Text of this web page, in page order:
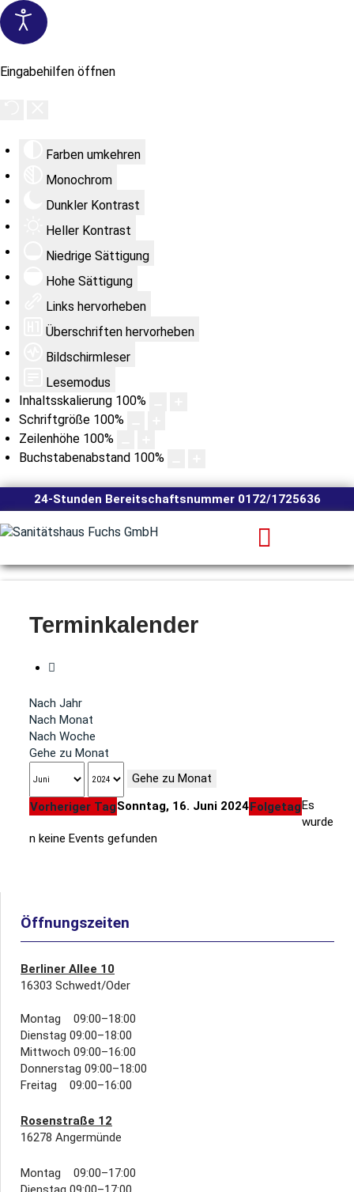
Eingabehilfen öffnen
Farben umkehren
Monochrom
Dunkler Kontrast
Heller Kontrast
Niedrige Sättigung
Hohe Sättigung
Links hervorheben
Überschriften hervorheben
Bildschirmleser
Lesemodus
Inhaltsskalierung 100%
Schriftgröße 100%
Zeilenhöhe 100%
Buchstabenabstand 100%
24-Stunden Bereitschaftsnummer 0172/1725636
Terminkalender
Nach Jahr
Nach Monat
Nach Woche
Gehe zu Monat
Gehe zu Monat
Vorheriger TagSonntag, 16. Juni 2024FolgetagEs
wurde
n keine Events gefunden
Öffnungszeiten
Berliner Allee 10
16303 Schwedt/Oder
Montag 09:00–18:00
Dienstag 09:00–18:00
Mittwoch 09:00–16:00
Donnerstag 09:00–18:00
Freitag 09:00–16:00
Rosenstraße 12
16278 Angermünde
Montag 09:00–17:00